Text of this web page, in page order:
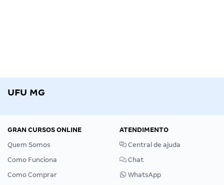
UFU MG
GRAN CURSOS ONLINE
Quem Somos
Como Funciona
Como Comprar
ATENDIMENTO
Central de ajuda
Chat
WhatsApp